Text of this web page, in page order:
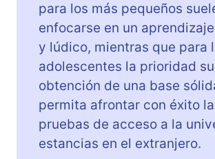
para los más pequeños
enfocarse en un
y lúdico, mientras que para
adolescentes la prioridad
obtención de una base
permita afrontar con éxito
pruebas de acceso a la
estancias en el extranjero.